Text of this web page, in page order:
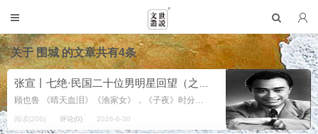
关于围城的文章共有4条
顾也鲁 《晴天血泪》《渔家女》，《子夜》时分入《围城》。 “艺海沧桑”说往事，殊荣斩获慰平生。 注： 顾也鲁（1916年9月1日—2009年12月...
阅读(206) 评论(0) 2026-6-30